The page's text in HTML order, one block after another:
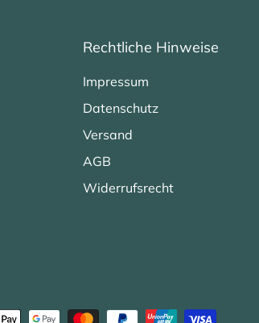
Rechtliche Hinweise
Impressum
Datenschutz
Versand
AGB
Widerrufsrecht